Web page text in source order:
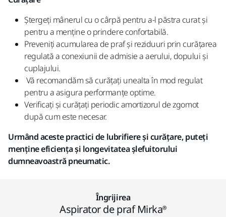
Ștergeți mânerul cu o cârpă pentru a-l păstra curat și
pentru a menține o prindere confortabilă.
Preveniți acumularea de praf și reziduuri prin curățarea
regulată a conexiunii de admisie a aerului, dopului și
cuplajului.
Vă recomandăm să curățați unealta în mod regulat
pentru a asigura performanțe optime.
Verificați și curățați periodic amortizorul de zgomot
după cum este necesar.
Urmând aceste practici de lubrifiere și curățare, puteți
menține eficiența și longevitatea șlefuitorului
dumneavoastră pneumatic.
Îngrijirea
Aspirator de praf Mirka®